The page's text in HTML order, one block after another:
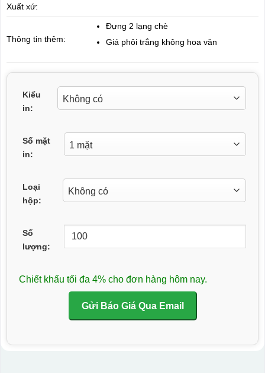
Xuất xứ:
Thông tin thêm:
Đựng 2 lạng chè
Giá phôi trắng không hoa văn
Kiểu
in:
Số mặt
in:
Loại
hộp:
Số
lượng:
Chiết khấu tối đa 4% cho đơn hàng hôm nay.
Gửi Báo Giá Qua Email